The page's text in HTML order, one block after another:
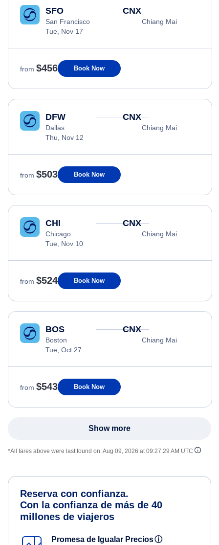
SFO
San Francisco
Tue, Nov 17
CNX
Chiang Mai
from $456 Book Now
DFW
Dallas
Thu, Nov 12
CNX
Chiang Mai
from $503 Book Now
CHI
Chicago
Tue, Nov 10
CNX
Chiang Mai
from $524 Book Now
BOS
Boston
Tue, Oct 27
CNX
Chiang Mai
from $543 Book Now
Show more
*All fares above were last found on:Aug 09, 2026 at 09:27:29 AM UTC
Reserva con confianza.
Con la confianza de más de 40
millones de viajeros
Promesa de Igualar Preciosⓘ